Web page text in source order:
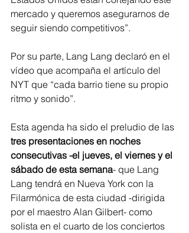
mercado y queremos asegurarnos de
seguir siendo competitivos”.
Por su parte, Lang Lang declaró en el
vídeo que acompaña el artículo del
NYT que “cada barrio tiene su propio
ritmo y sonido”.
Esta agenda ha sido el preludio de las
tres presentaciones en noches
consecutivas -el jueves, el viernes y el
sábado de esta semana- que Lang
Lang tendrá en Nueva York con la
Filarmónica de esta ciudad -dirigida
por el maestro Alan Gilbert- como
solista en el cuarto de los conciertos